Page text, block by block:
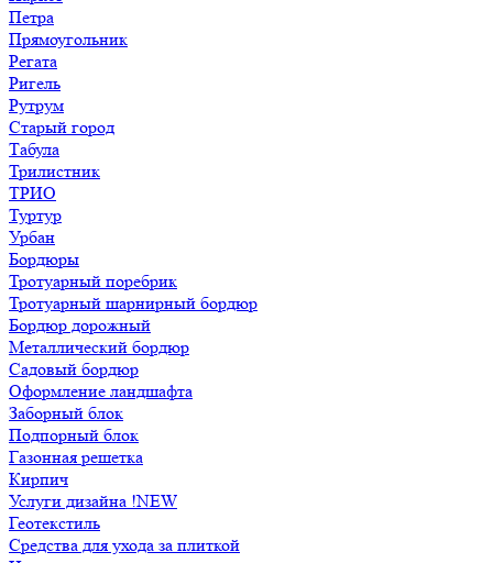
Петра
Прямоугольник
Регата
Ригель
Рутрум
Старый город
Табула
Трилистник
ТРИО
Туртур
Урбан
Бордюры
Тротуарный поребрик
Тротуарный шарнирный бордюр
Бордюр дорожный
Металлический бордюр
Садовый бордюр
Оформление ландшафта
Заборный блок
Подпорный блок
Газонная решетка
Кирпич
Услуги дизайна !NEW
Геотекстиль
Средства для ухода за плиткой